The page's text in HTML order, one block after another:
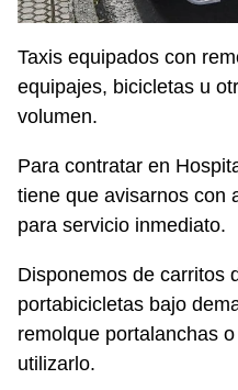
Taxis equipados con
equipajes, bicicletas u
volumen.
Para contratar en
tiene que avisarnos con
para servicio inmediato.
Disponemos de carritos
portabicicletas bajo
remolque portalanchas
utilizarlo.